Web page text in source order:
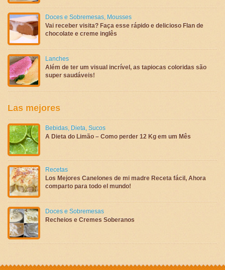
Doces e Sobremesas, Mousses
Vai receber visita? Faça esse rápido e delicioso Flan de
chocolate e creme inglês
Lanches
Além de ter um visual incrível, as tapiocas coloridas são
super saudáveis!
Las mejores
Bebidas, Dieta, Sucos
A Dieta do Limão – Como perder 12 Kg em um Mês
Recetas
Los Mejores Canelones de mi madre Receta fácil, Ahora
comparto para todo el mundo!
Doces e Sobremesas
Recheios e Cremes Soberanos